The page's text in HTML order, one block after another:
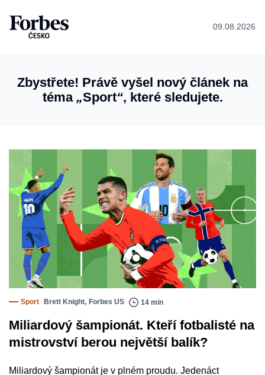
09.08.2026
Zbystřete! Právě vyšel nový článek na
téma „Sport“, které sledujete.
Sport Brett Knight, Forbes US 14 min
Miliardový šampionát. Kteří fotbalisté na
mistrovství berou největší balík?
Miliardový šampionát je v plném proudu. Jedenáct